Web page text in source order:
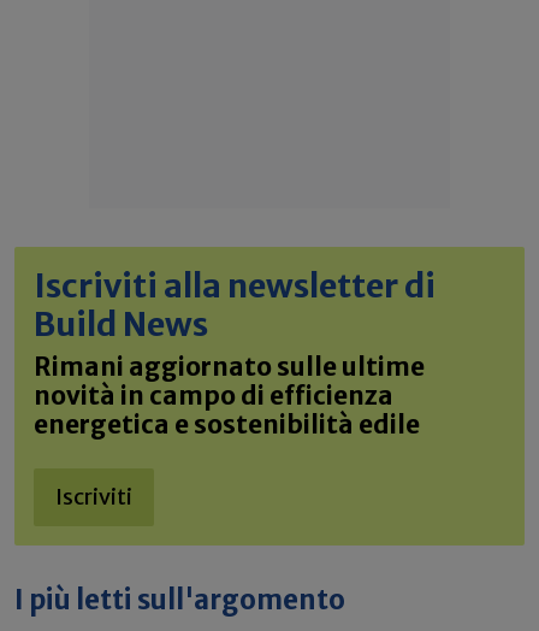
Iscriviti alla newsletter di
Build News
Rimani aggiornato sulle ultime
novità in campo di efficienza
energetica e sostenibilità edile
Iscriviti
I più letti sull'argomento